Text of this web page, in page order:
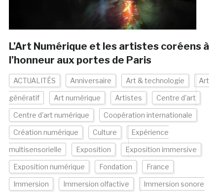
L’Art Numérique et les artistes coréens à
l’honneur aux portes de Paris
ACTUALITÉS Anniversaire Art & technologie Art
génératif Art numérique Artistes Centre d'art
Centre d'art numérique Coopération internationale
Création numérique Culture Expérience
multisensorielle Exposition Exposition immersive
Exposition numérique Fondation France
Immersion Immersion olfactive Immersion sonore